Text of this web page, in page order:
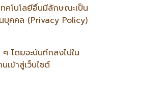
คโนโลยีอื่นมีลักษณะเป็น
บุคคล (Privacy Policy)
โดยจะบันทึกลงไปใน
เข้าสู่เว็บไซต์